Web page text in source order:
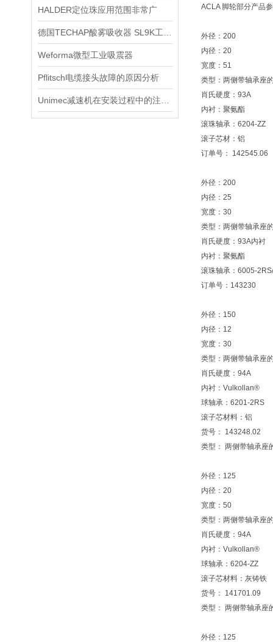
HALDER定位珠应用范围非常广
Weforma微型工业吸震器
Pflitsch电缆接头故障的原因分析
ACLA 脚轮部分产品
外径：200
内径：20
宽度：51
类型：两侧带轴承座
肖氏硬度：93A
内衬：聚氨酯
滚珠轴承：6204-ZZ
滚子芯材：铝
订单号： 142545.06
外径：200
内径：25
宽度：30
类型：两侧带轴承座
肖氏硬度：93A内衬
内衬：聚氨酯
滚珠轴承：6005-
订单号：143230
外径：150
内径：12
宽度：30
类型：两侧带轴承座
肖氏硬度：94A
内衬：Vulkollan®
球轴承：6201-2RS
滚子芯材料：铝
货号： 143248.02
类型： 两侧带轴承座
外径：125
内径：20
宽度：50
类型：两侧带轴承座
肖氏硬度：94A
内衬：Vulkollan®
球轴承：6204-ZZ
滚子芯材料：灰铸铁
货号： 141701.09
类型： 两侧带轴承座
外径：125